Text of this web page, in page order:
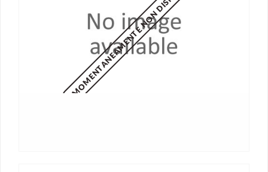
MOMENTANEAMENTE NON DISPONIBILE